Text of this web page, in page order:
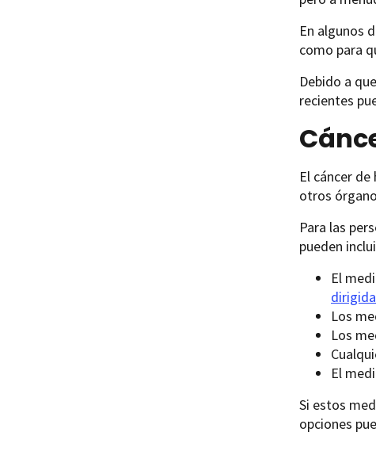
En algunos
como para
Debido a
recientes
El cáncer
otros
Para las
pueden
El
dirigida
Los
Los
El
Si estos
opciones